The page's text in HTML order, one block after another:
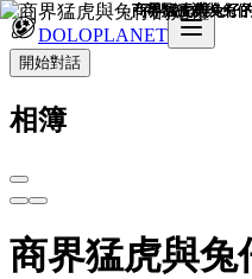
DOLOPLANET
開始對話
相簿
商界猛虎與兔